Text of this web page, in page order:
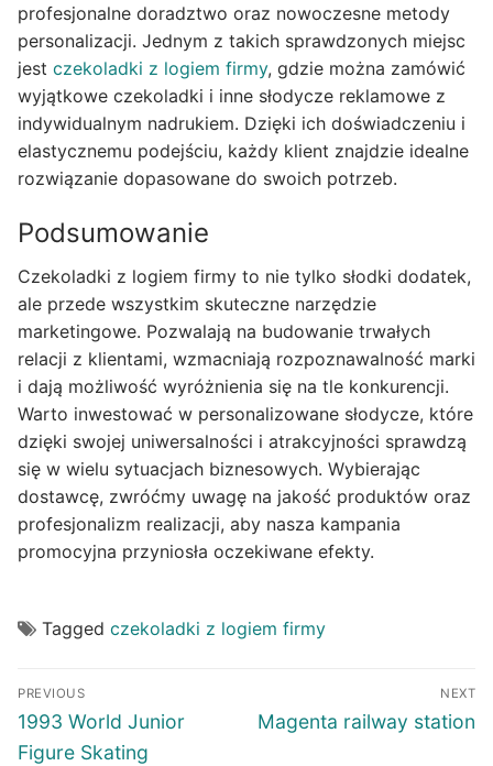
profesjonalne doradztwo oraz nowoczesne metody
personalizacji. Jednym z takich sprawdzonych miejsc
jest czekoladki z logiem firmy, gdzie można zamówić
wyjątkowe czekoladki i inne słodycze reklamowe z
indywidualnym nadrukiem. Dzięki ich doświadczeniu i
elastycznemu podejściu, każdy klient znajdzie idealne
rozwiązanie dopasowane do swoich potrzeb.
Podsumowanie
Czekoladki z logiem firmy to nie tylko słodki dodatek,
ale przede wszystkim skuteczne narzędzie
marketingowe. Pozwalają na budowanie trwałych
relacji z klientami, wzmacniają rozpoznawalność marki
i dają możliwość wyróżnienia się na tle konkurencji.
Warto inwestować w personalizowane słodycze, które
dzięki swojej uniwersalności i atrakcyjności sprawdzą
się w wielu sytuacjach biznesowych. Wybierając
dostawcę, zwróćmy uwagę na jakość produktów oraz
profesjonalizm realizacji, aby nasza kampania
promocyjna przyniosła oczekiwane efekty.
Tagged czekoladki z logiem firmy
Post
navigation
PREVIOUS
Previous
post:
1993 World Junior
Figure Skating
NEXT
Next
Magenta railway station